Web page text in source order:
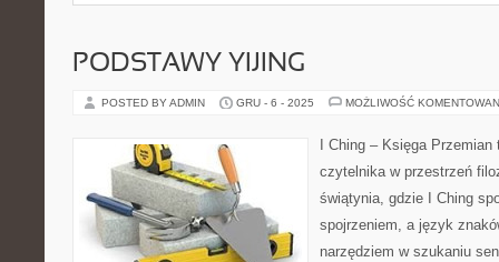
PODSTAWY YIJING
POSTED BY ADMIN GRU - 6 - 2025 MOŻLIWOŚĆ
I Ching – Księga
czytelnika w przestrzeń
świątynia, gdzie I Ching
spojrzeniem, a język
narzędziem w szukaniu